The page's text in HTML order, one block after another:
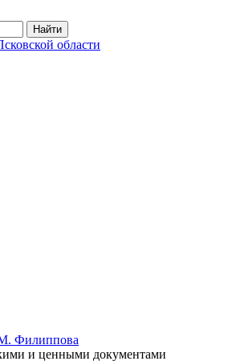
Найти
области
Филиппова
и ценными документами